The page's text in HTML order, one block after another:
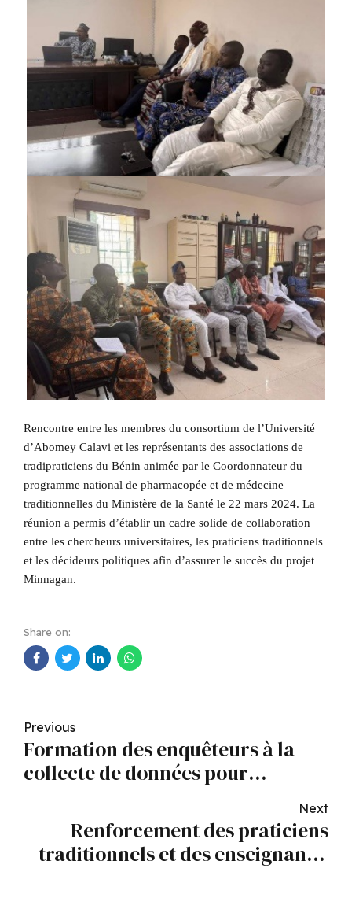
Rencontre entre les membres du consortium de l’Université
d’Abomey Calavi et les représentants des associations de
tradipraticiens du Bénin animée par le Coordonnateur du
programme national de pharmacopée et de médecine
traditionnelles du Ministère de la Santé le 22 mars 2024. La
réunion a permis d’établir un cadre solide de collaboration
entre les chercheurs universitaires, les praticiens traditionnels
et les décideurs politiques afin d’assurer le succès du projet
Minnagan.
Share on:
Previous
Formation des enquêteurs à la
collecte de données pour
médecine traditionnelle.
Next
Renforcement des praticiens
traditionnels et des enseignants-